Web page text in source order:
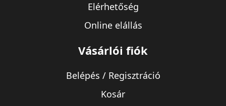
Elérhetőség
Online elállás
Vásárlói fiók
Belépés / Regisztráció
Kosár